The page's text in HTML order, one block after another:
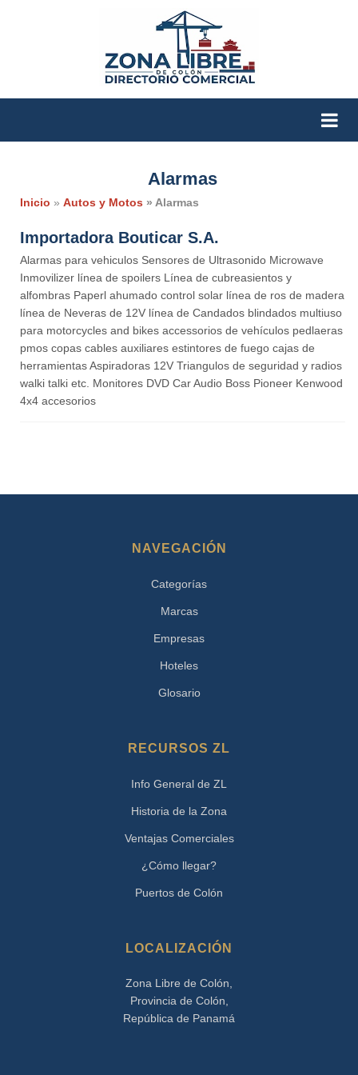
Alarmas
Inicio » Autos y Motos » Alarmas
Importadora Bouticar S.A.
Alarmas para vehiculos Sensores de Ultrasonido Microwave
Inmovilizer línea de spoilers Línea de cubreasientos y
alfombras Paperl ahumado control solar línea de ros de madera
línea de Neveras de 12V línea de Candados blindados multiuso
para motorcycles and bikes accessorios de vehículos pedlaeras
pmos copas cables auxiliares estintores de fuego cajas de
herramientas Aspiradoras 12V Triangulos de seguridad y radios
walki talki etc. Monitores DVD Car Audio Boss Pioneer Kenwood
4x4 accesorios
NAVEGACIÓN
Categorías
Marcas
Empresas
Hoteles
Glosario
RECURSOS ZL
Info General de ZL
Historia de la Zona
Ventajas Comerciales
¿Cómo llegar?
Puertos de Colón
LOCALIZACIÓN
Zona Libre de Colón,
Provincia de Colón,
República de Panamá